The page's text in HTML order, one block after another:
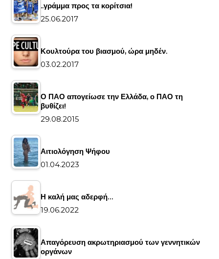
..γράμμα προς τα κορίτσια!
25.06.2017
Κουλτούρα του βιασμού, ώρα μηδέν.
03.02.2017
Ο ΠΑΟ απογείωσε την Ελλάδα, ο ΠΑΟ τη
βυθίζει!
29.08.2015
Αιτιολόγηση Ψήφου
01.04.2023
Η καλή μας αδερφή…
19.06.2022
Απαγόρευση ακρωτηριασμού των γεννητικών
οργάνων